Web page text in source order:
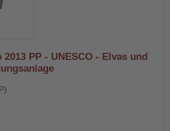
PP - UNESCO - Elvas und